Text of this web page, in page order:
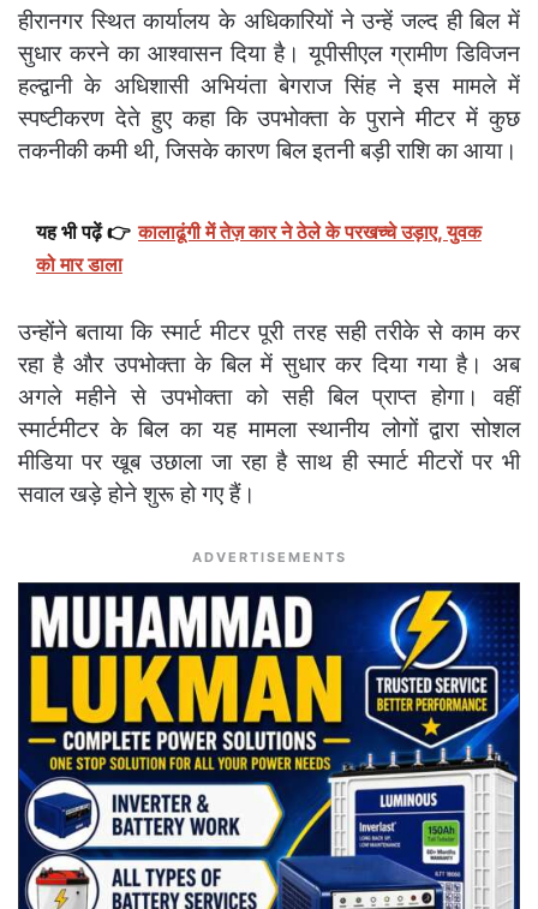
हीरानगर स्थित कार्यालय के अधिकारियों ने उन्हें जल्द ही बिल में
सुधार करने का आश्वासन दिया है। यूपीसीएल ग्रामीण डिविजन
हल्द्वानी के अधिशासी अभियंता बेगराज सिंह ने इस मामले में
स्पष्टीकरण देते हुए कहा कि उपभोक्ता के पुराने मीटर में कुछ
तकनीकी कमी थी, जिसके कारण बिल इतनी बड़ी राशि का आया।
यह भी पढ़ें 👉 कालाढूंगी में तेज़ कार ने ठेले के परखच्चे उड़ाए, युवक
को मार डाला
उन्होंने बताया कि स्मार्ट मीटर पूरी तरह सही तरीके से काम कर
रहा है और उपभोक्ता के बिल में सुधार कर दिया गया है। अब
अगले महीने से उपभोक्ता को सही बिल प्राप्त होगा। वहीं
स्मार्टमीटर के बिल का यह मामला स्थानीय लोगों द्वारा सोशल
मीडिया पर खूब उछाला जा रहा है साथ ही स्मार्ट मीटरों पर भी
सवाल खड़े होने शुरू हो गए हैं।
ADVERTISEMENTS